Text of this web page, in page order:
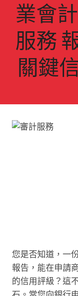
業會
服務
關鍵
您是否知道，一
報告，能在申請
的信用評級？這